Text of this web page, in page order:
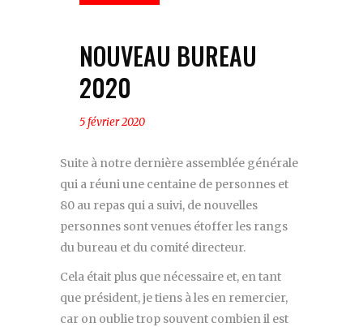
NOUVEAU BUREAU
2020
5 février 2020
Suite à notre dernière assemblée générale
qui a réuni une centaine de personnes et
80 au repas qui a suivi, de nouvelles
personnes sont venues étoffer les rangs
du bureau et du comité directeur.
Cela était plus que nécessaire et, en tant
que président, je tiens à les en remercier,
car on oublie trop souvent combien il est